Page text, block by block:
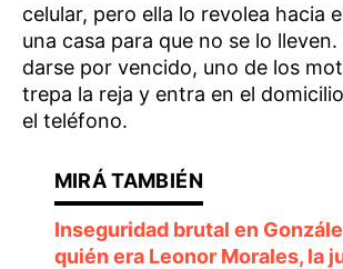
celular, pero ella lo revolea hacia
una casa para que no se lo lleven.
darse por vencido, uno de los
trepa la reja y entra en el
el teléfono.
Inseguridad brutal en
quién era Leonor Morales, la